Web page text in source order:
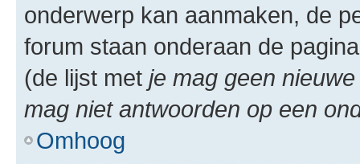
onderwerp kan aanmaken, de
forum staan onderaan de
(de lijst met je mag geen
mag niet antwoorden op een
Omhoog